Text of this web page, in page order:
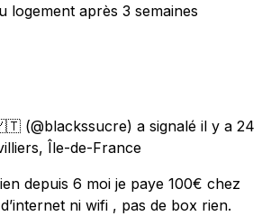
logement après 3 semaines
(@blackssucre) a signalé il y a 24
Île-de-France
depuis 6 moi je paye 100€ chez
ni wifi , pas de box rien.